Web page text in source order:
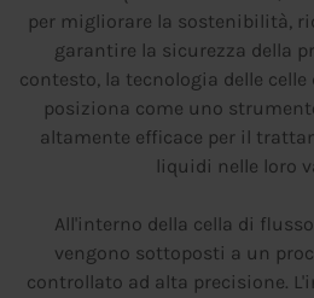
per migliorare la sostenibilità,
garantire la sicurezza della
contesto, la tecnologia delle
posiziona come uno
altamente efficace per il
liquidi nelle loro
All'interno della cella di
vengono sottoposti a un
controllato ad alta precisione.